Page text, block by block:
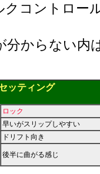
コントロー
分からない内
ッティング
ロック
早いがスリップしやすい
ドリフト向き
後半に曲がる感じ